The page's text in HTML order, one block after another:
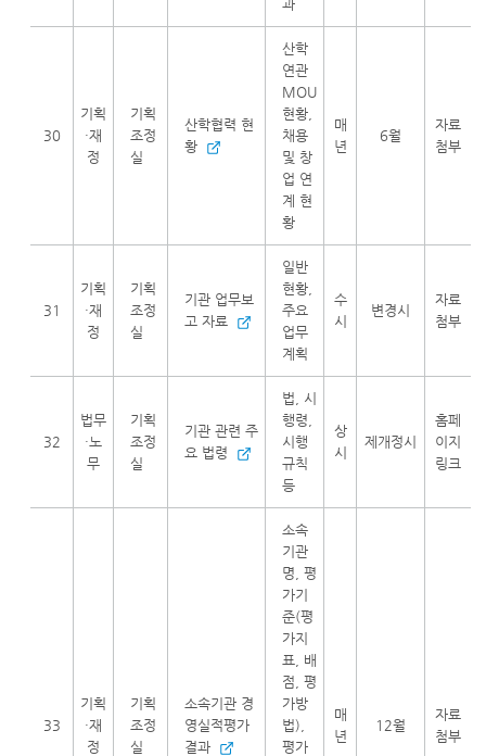
과
30
기획
·재
정
기획
조정
실
산학협력 현
황
산학
연관
MOU
현황,
채용
및 창
업 연
계 현
황
매
년
6월
자료
첨부
31
기획
·재
정
기획
조정
실
기관 업무보
고 자료
일반
현황,
주요
업무
계획
수
시
변경시
자료
첨부
32
법무
·노
무
기획
조정
실
기관 관련 주
요 법령
법, 시
행령,
시행
규칙
등
상
시
제개정시
홈페
이지
링크
33
기획
·재
정
기획
조정
실
소속기관 경
영실적평가
결과
소속
기관
명, 평
가기
준(평
가지
표, 배
점, 평
가방
법),
평가
매
년
12월
자료
첨부